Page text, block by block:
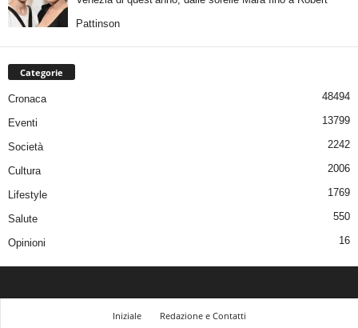
Pattinson
Categorie
Cronaca 48494
Eventi 13799
Società 2242
Cultura 2006
Lifestyle 1769
Salute 550
Opinioni 16
Iniziale Redazione e Contatti